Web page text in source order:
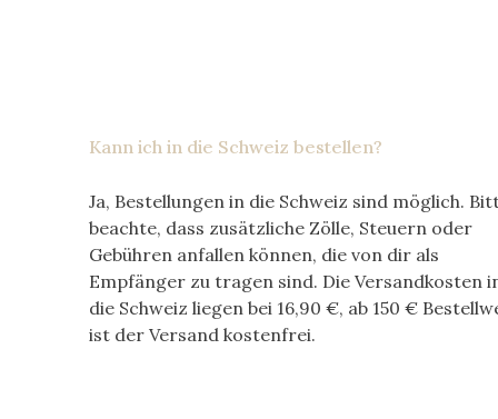
Kann ich in die Schweiz bestellen?
Ja, Bestellungen in die Schweiz sind möglich.
beachte, dass zusätzliche Zölle, Steuern oder
Gebühren anfallen können, die von dir als
Empfänger zu tragen sind. Die Versandkosten
die Schweiz liegen bei 16,90 €, ab 150 €
ist der Versand kostenfrei.